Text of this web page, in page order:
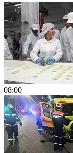
08:00